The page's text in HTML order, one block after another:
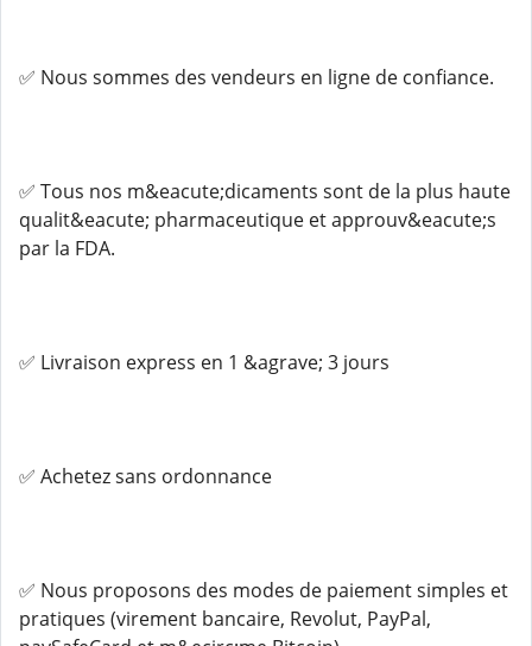
✅ Nous sommes des vendeurs en ligne de confiance.
✅ Tous nos m&eacute;dicaments sont de la plus haute
qualit&eacute; pharmaceutique et approuv&eacute;s
par la FDA.
✅ Livraison express en 1 &agrave; 3 jours
✅ Achetez sans ordonnance
✅ Nous proposons des modes de paiement simples et
pratiques (virement bancaire, Revolut, PayPal,